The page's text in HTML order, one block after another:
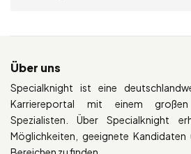
Über uns
Specialknight ist eine
Karriereportal mit einem
Spezialisten. Über Specialknight
Möglichkeiten, geeignete Kandidaten